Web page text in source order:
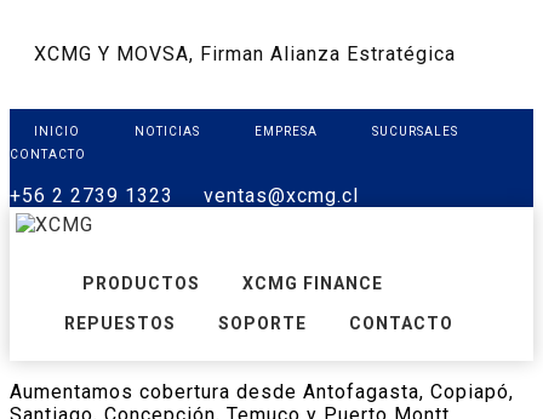
XCMG Y MOVSA, Firman Alianza Estratégica
INICIO NOTICIAS EMPRESA
SUCURSALES
CONTACTO
+56 2 2739 1323 ventas@xcmg.cl
PRODUCTOS XCMG FINANCE
REPUESTOS SOPORTE CONTACTO
Aumentamos cobertura desde Antofagasta, Copiapó,